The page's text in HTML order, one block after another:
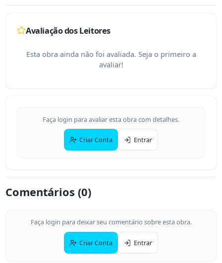
Avaliação dos Leitores
Esta obra ainda não foi avaliada. Seja o primeiro a
avaliar!
Faça login para avaliar esta obra com detalhes.
Criar Conta Entrar
Comentários (0)
Faça login para deixar seu comentário sobre esta obra.
Criar Conta Entrar